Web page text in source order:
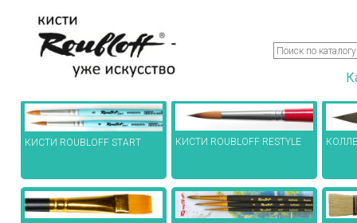
КИСТИ ROUBLOFF START КИСТИ ROUBLOFF RESTYLE